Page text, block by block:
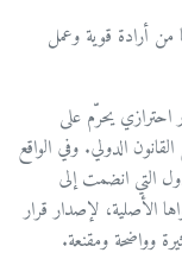
من أرادة قوية وعمل
احترازي يحرّم على
الدولي. وفي الواقع
التي انضمت إلى
الأصلية، لإصدار قرار
وواضحة ومقنعة.